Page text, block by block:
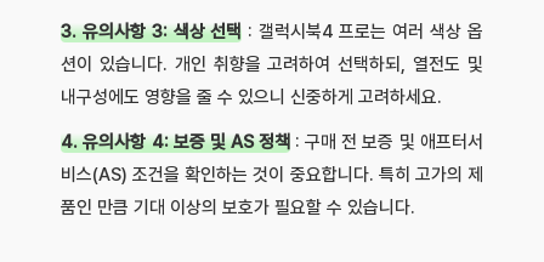
3. 유의사항 3: 색상 선택 : 갤럭시북4 프로는 여러 색상 옵
션이 있습니다. 개인 취향을 고려하여 선택하되, 열전도 및
내구성에도 영향을 줄 수 있으니 신중하게 고려하세요.
4. 유의사항 4: 보증 및 AS 정책 : 구매 전 보증 및 애프터서
비스(AS) 조건을 확인하는 것이 중요합니다. 특히 고가의 제
품인 만큼 기대 이상의 보호가 필요할 수 있습니다.